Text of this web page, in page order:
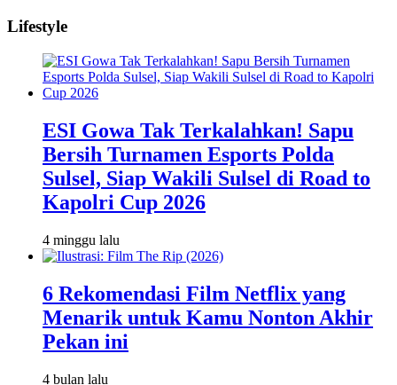
Lifestyle
ESI Gowa Tak Terkalahkan! Sapu
Bersih Turnamen Esports Polda
Sulsel, Siap Wakili Sulsel di Road to
Kapolri Cup 2026
4 minggu lalu
6 Rekomendasi Film Netflix yang
Menarik untuk Kamu Nonton Akhir
Pekan ini
4 bulan lalu